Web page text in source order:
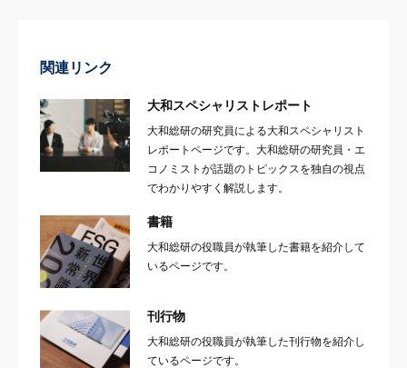
関連リンク
大和スペシャリストレポート
大和総研の研究員による大和スペシャリスト
レポートページです。大和総研の研究員・エ
コノミストが話題のトピックスを独自の視点
でわかりやすく解説します。
書籍
大和総研の役職員が執筆した書籍を紹介して
いるページです。
刊行物
大和総研の役職員が執筆した刊行物を紹介し
ているページです。